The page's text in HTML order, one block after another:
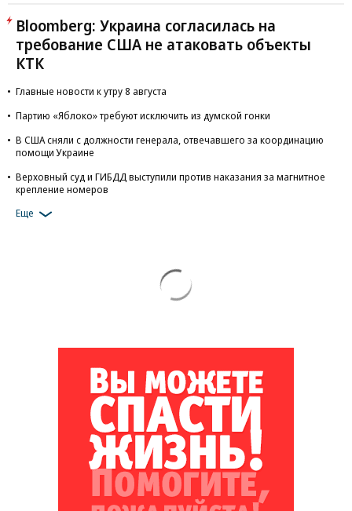
Bloomberg: Украина согласилась на
требование США не атаковать объекты
КТК
Главные новости к утру 8 августа
Партию «Яблоко» требуют исключить из думской гонки
В США сняли с должности генерала, отвечавшего за координацию
помощи Украине
Верховный суд и ГИБДД выступили против наказания за магнитное
крепление номеров
Еще